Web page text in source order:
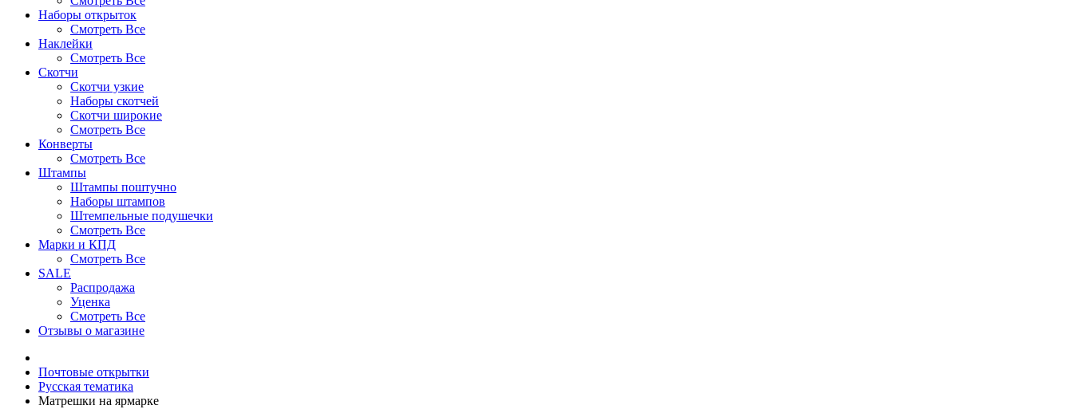
Наборы открыток
Смотреть Все
Наклейки
Смотреть Все
Скотчи
Скотчи узкие
Наборы скотчей
Скотчи широкие
Смотреть Все
Конверты
Смотреть Все
Штампы
Штампы поштучно
Наборы штампов
Штемпельные подушечки
Смотреть Все
Марки и КПД
Смотреть Все
SALE
Распродажа
Уценка
Смотреть Все
Отзывы о магазине
Почтовые открытки
Русская тематика
Матрешки на ярмарке